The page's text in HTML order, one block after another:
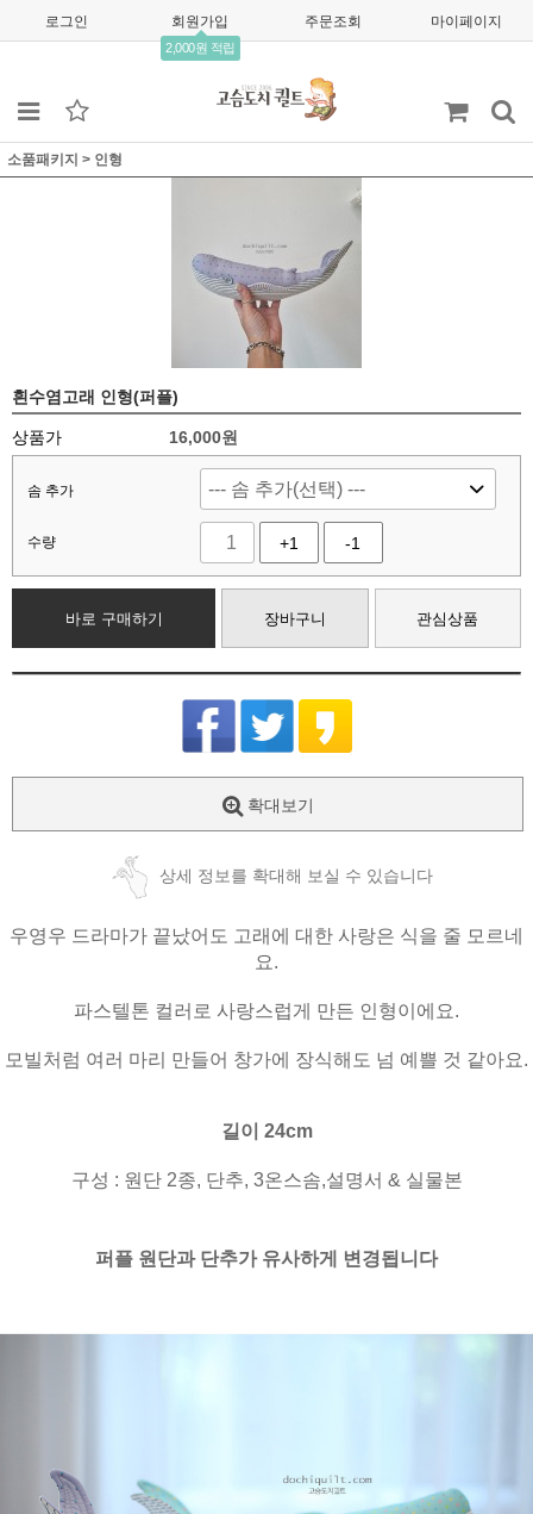
로그인 회원가입
2,000원 적립
주문조회 마이페이지
소품패키지 > 인형
흰수염고래 인형(퍼플)
상품가 16,000원
솜 추가
수량 +1 -1
바로 구매하기 장바구니 관심상품
확대보기
상세 정보를 확대해 보실 수 있습니다
우영우 드라마가 끝났어도 고래에 대한 사랑은 식을 줄 모르네
요.
파스텔톤 컬러로 사랑스럽게 만든 인형이에요.
모빌처럼 여러 마리 만들어 창가에 장식해도 넘 예쁠 것 같아요.
길이 24cm
구성 : 원단 2종, 단추, 3온스솜,설명서 & 실물본
퍼플 원단과 단추가 유사하게 변경됩니다